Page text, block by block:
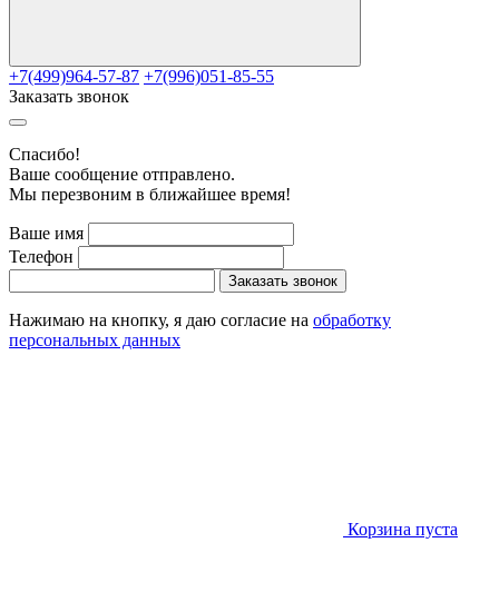
+7(499)964-57-87 +7(996)051-85-55
Заказать звонок
Cпасибо!
Ваше сообщение отправлено.
Мы перезвоним в ближайшее время!
Ваше имя
Телефон
Заказать звонок
Нажимаю на кнопку, я даю согласие на обработку
персональных данных
Корзина пуста